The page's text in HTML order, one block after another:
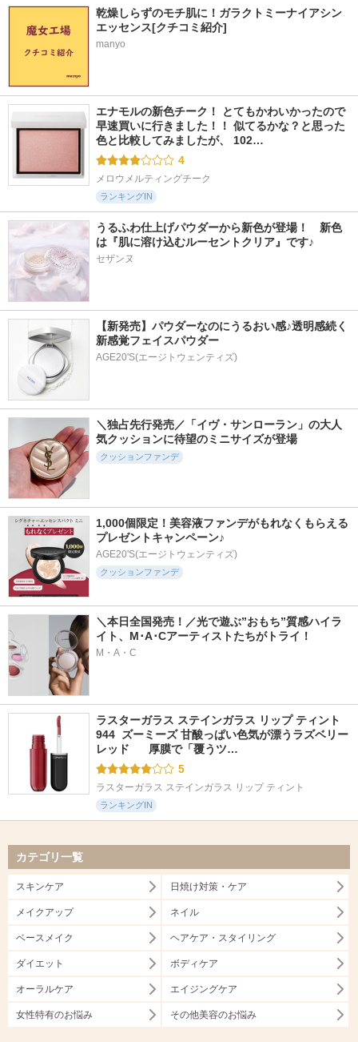
乾燥しらずのモチ肌に！ガラクトミーナイアシン
エッセンス[クチコミ紹介]
manyo
エナモルの新色チーク！ とてもかわいかったので
早速買いに行きました！！ 似てるかな？と思った
色と比較してみましたが、 102…
4
メロウメルティングチーク
ランキングIN
うるふわ仕上げパウダーから新色が登場！　新色
は『肌に溶け込むルーセントクリア』です♪
セザンヌ
【新発売】パウダーなのにうるおい感♪透明感続く
新感覚フェイスパウダー
AGE20'S(エージトウェンティズ)
＼独占先行発売／「イヴ・サンローラン」の大人
気クッションに待望のミニサイズが登場
クッションファンデ
1,000個限定！美容液ファンデがもれなくもらえる
プレゼントキャンペーン♪
AGE20'S(エージトウェンティズ)
クッションファンデ
＼本日全国発売！／光で遊ぶ”おもち”質感ハイラ
イト、M･A･Cアーティストたちがトライ！
M・A・C
ラスターガラス ステインガラス リップ ティント
944  ズーミーズ 甘酸っぱい色気が漂うラズベリー
レッド      厚膜で「覆うツ…
5
ラスターガラス ステインガラス リップ ティント
ランキングIN
カテゴリ一覧
スキンケア 日焼け対策・ケア
メイクアップ ネイル
ベースメイク ヘアケア・スタイリング
ダイエット ボディケア
オーラルケア エイジングケア
女性特有のお悩み その他美容のお悩み